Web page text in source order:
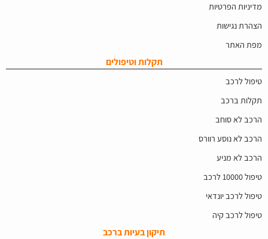
מדיניות הפרטיות
הצהרת נגישות
מפת האתר
תקלות וטיפולים
טיפול לרכב
תקלות ברכב
הרכב לא סוחב
הרכב לא נוסע רוורס
הרכב לא מניע
טיפול 10000 לרכב
טיפול לרכב יונדאי
טיפול לרכב קיה
תיקון בעיות ברכב